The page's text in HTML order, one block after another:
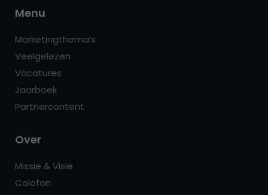
Menu
Marketingthema’s
Veelgelezen
Vacatures
Jaarboek
Partnercontent
Over
Missie & Visie
Colofon